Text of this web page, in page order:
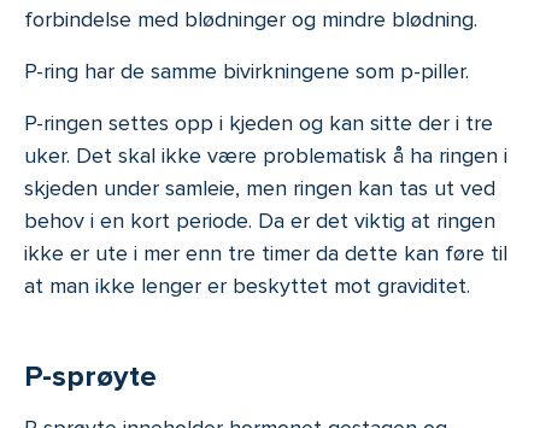
Preferanser
Markedsføring
Detaljer
forbindelse med blødninger og mindre blødning.
P-ring har de samme bivirkningene som p-piller.
P-ringen settes opp i kjeden og kan sitte der i tre
uker. Det skal ikke være problematisk å ha ringen i
skjeden under samleie, men ringen kan tas ut ved
behov i en kort periode. Da er det viktig at ringen
ikke er ute i mer enn tre timer da dette kan føre til
at man ikke lenger er beskyttet mot graviditet.
P-sprøyte